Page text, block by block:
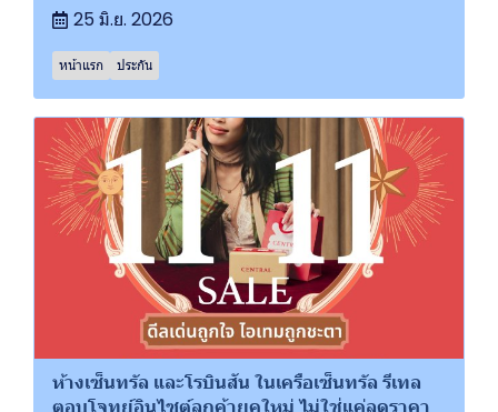
25 มิ.ย. 2026
หน้าแรก ประกัน
ห้างเซ็นทรัล และโรบินสัน ในเครือเซ็นทรัล รีเทล
ตอบโจทย์อินไซต์ลูกค้ายุคใหม่ ไม่ใช่แค่ลดราคา